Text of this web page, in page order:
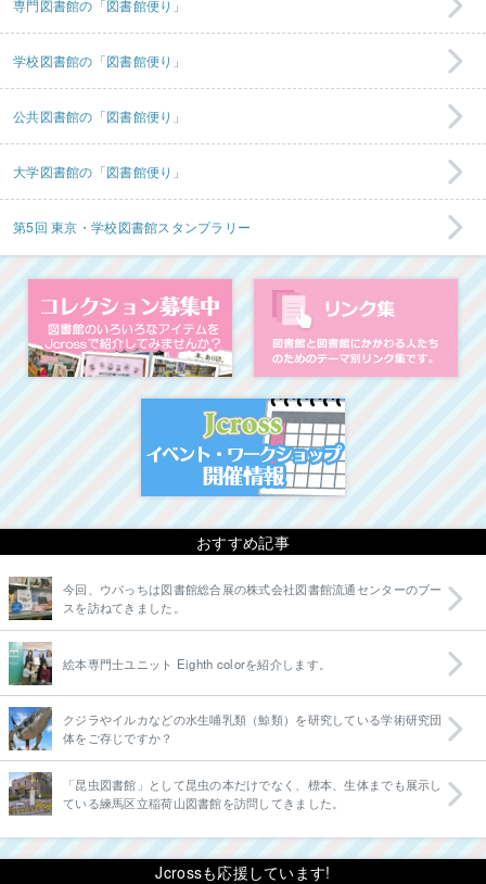
専門図書館の「図書館便り」
学校図書館の「図書館便り」
公共図書館の「図書館便り」
大学図書館の「図書館便り」
第5回 東京・学校図書館スタンプラリー
コレクション募集中
イベント・ワーク
おすすめ記事
今回、ウパっちは図書館総合展の株式会社図書館流通センターのブー
スを訪ねてきました。
絵本専門士ユニット Eighth colorを紹介します。
クジラやイルカなどの水生哺乳類（鯨類）を研究している学術研究団
体をご存じですか？
「昆虫図書館」として昆虫の本だけでなく、標本、生体までも展示し
ている練馬区立稲荷山図書館を訪問してきました。
Jcrossも応援しています!